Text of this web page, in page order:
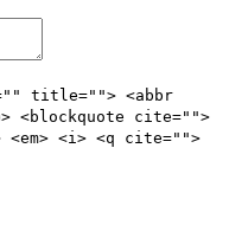
title=""> <abbr
<blockquote cite="">
<em> <i> <q cite="">